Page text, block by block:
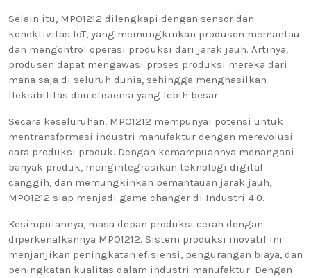
Selain itu, MPO1212 dilengkapi dengan sensor dan
konektivitas IoT, yang memungkinkan produsen memantau
dan mengontrol operasi produksi dari jarak jauh. Artinya,
produsen dapat mengawasi proses produksi mereka dari
mana saja di seluruh dunia, sehingga menghasilkan
fleksibilitas dan efisiensi yang lebih besar.
Secara keseluruhan, MPO1212 mempunyai potensi untuk
mentransformasi industri manufaktur dengan merevolusi
cara produksi produk. Dengan kemampuannya menangani
banyak produk, mengintegrasikan teknologi digital
canggih, dan memungkinkan pemantauan jarak jauh,
MPO1212 siap menjadi game changer di Industri 4.0.
Kesimpulannya, masa depan produksi cerah dengan
diperkenalkannya MPO1212. Sistem produksi inovatif ini
menjanjikan peningkatan efisiensi, pengurangan biaya, dan
peningkatan kualitas dalam industri manufaktur. Dengan